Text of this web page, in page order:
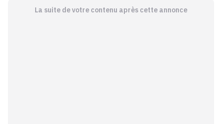
La suite de votre contenu après cette annonce